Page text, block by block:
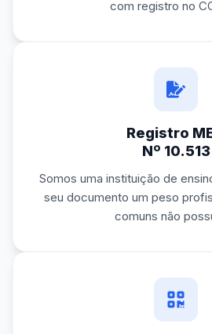
com registro no
Registro
Nº 10.513
Somos uma instituição de
seu documento um peso
comuns não